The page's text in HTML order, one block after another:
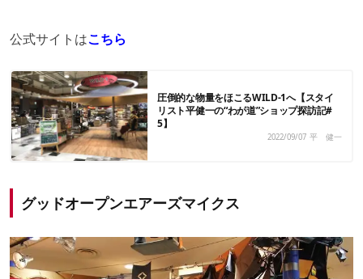
公式サイトはこちら
圧倒的な物量をほこるWILD-1へ【スタイ
リスト平健一の“わが道”ショップ探訪記#
5】
2022/09/07 平 健一
グッドオープンエアーズマイクス